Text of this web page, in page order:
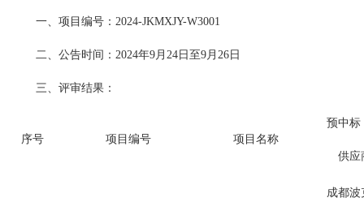
一、项目编号：2024-JKMXJY-W3001
二、公告时间：2024年9月24日至9月26日
三、评审结果：
序号 项目编号 项目名称
预中标
供应
成都波